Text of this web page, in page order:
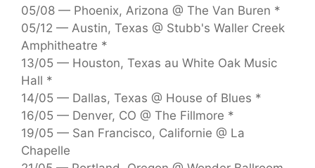
05/08 — Phoenix, Arizona @ The Van Buren *
05/12 — Austin, Texas @ Stubb's Waller Creek
Amphitheatre *
13/05 — Houston, Texas au White Oak Music
Hall *
14/05 — Dallas, Texas @ House of Blues *
16/05 — Denver, CO @ The Fillmore *
19/05 — San Francisco, Californie @ La
Chapelle